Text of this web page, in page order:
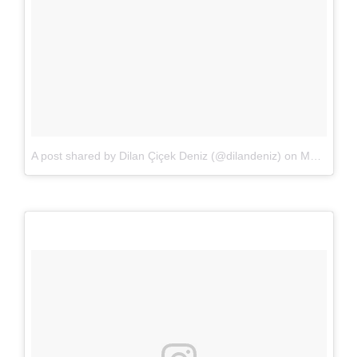
A post shared by Dilan Çiçek Deniz (@dilandeniz) on Mar 17, 2018 at 6:05am PDT